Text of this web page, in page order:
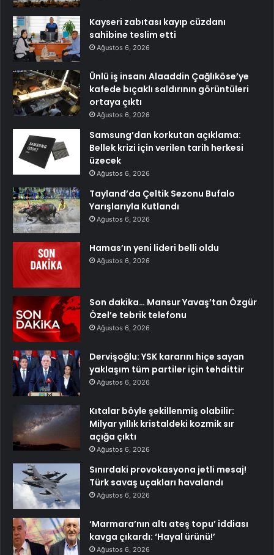
Kayseri zabıtası kayıp cüzdanı
sahibine teslim etti
Ağustos 6, 2026
Ünlü iş insanı Alaaddin Çağlıköse’ye
kafede bıçaklı saldırının görüntüleri
ortaya çıktı
Ağustos 6, 2026
Samsung’dan korkutan açıklama:
Bellek krizi için verilen tarih herkesi
üzecek
Ağustos 6, 2026
Tayland’da Çeltik Sezonu Bufalo
Yarışlarıyla Kutlandı
Ağustos 6, 2026
Hamas’ın yeni lideri belli oldu
Ağustos 6, 2026
Son dakika… Mansur Yavaş’tan Özgür
Özel’e tebrik telefonu
Ağustos 6, 2026
Dervişoğlu: YSK kararını hiçe sayan
yaklaşım tüm partiler için tehdittir
Ağustos 6, 2026
Kıtalar böyle şekillenmiş olabilir:
Milyar yıllık kristaldeki kozmik sır
açığa çıktı
Ağustos 6, 2026
Sınırdaki provokasyona jetli mesaj!
Türk savaş uçakları havalandı
Ağustos 6, 2026
‘Marmara’nın altı ateş topu’ iddiası
kavga çıkardı: ‘Hayal ürünü!’
Ağustos 6, 2026